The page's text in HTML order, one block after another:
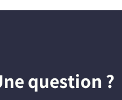
question ?